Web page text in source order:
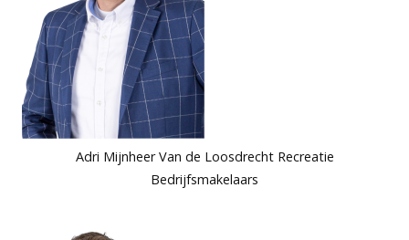
Adri Mijnheer Van de Loosdrecht Recreatie
Bedrijfsmakelaars